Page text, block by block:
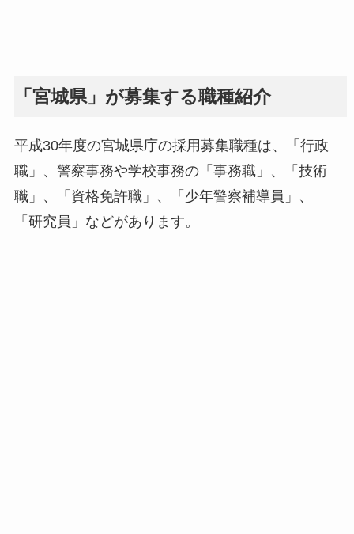
「宮城県」が募集する職種紹介
平成30年度の宮城県庁の採用募集職種は、「行政
職」、警察事務や学校事務の「事務職」、「技術
職」、「資格免許職」、「少年警察補導員」、
「研究員」などがあります。